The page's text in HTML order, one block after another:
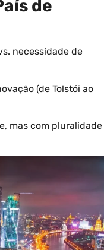
de
necessidade de
(de Tolstói ao
mas com pluralidade